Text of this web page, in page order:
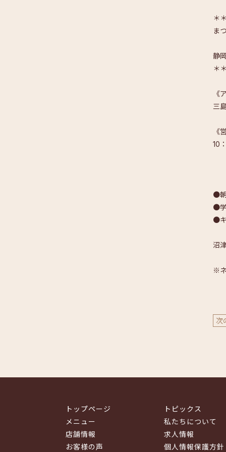
＊
ま
静
＊
《
三
《
10
●朝
●
●
沼
※
次
トップページ
メニュー
店舗情報
お客様の声
トピックス
私たちについて
求人情報
個人情報保護方針